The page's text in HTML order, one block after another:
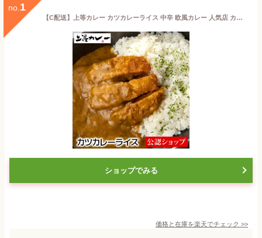
no. 1
【C配送】上等カレー カツカレーライス 中辛 欧風カレー 人気店 カレー 冷凍カレー グルメ ご当地 本格 スパイス お取り寄せ 欧風 本格 送料無料 冷凍惣菜 ストック カツカレー 電子レンジ調理
ショップでみる
価格と在庫を楽天でチェック >>